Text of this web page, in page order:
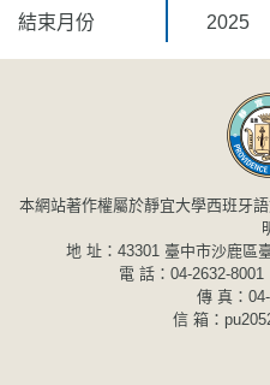
結束月份
2025
本網站著作權屬於靜宜大學西班牙
地 址：43301 臺中市沙鹿區
電 話：04-2632-
傳 真：
信 箱：